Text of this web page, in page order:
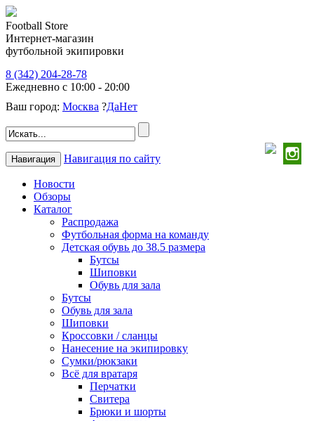
Football Store
Интернет-магазин
футбольной экипировки
8 (342) 204-28-78
Ежедневно с 10:00 - 20:00
Ваш город: Москва ?ДаНет
Навигация Навигация по сайту
Новости
Обзоры
Каталог
Распродажа
Футбольная форма на команду
Детская обувь до 38.5 размера
Бутсы
Шиповки
Обувь для зала
Бутсы
Обувь для зала
Шиповки
Кроссовки / сланцы
Нанесение на экипировку
Сумки/рюкзаки
Всё для вратаря
Перчатки
Cвитера
Брюки и шорты